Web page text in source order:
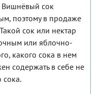
Вишнёвый сок
поэтому в продаже
сок или нектар
или яблочно-
какого сока в нем
содержать в себе не
сока.